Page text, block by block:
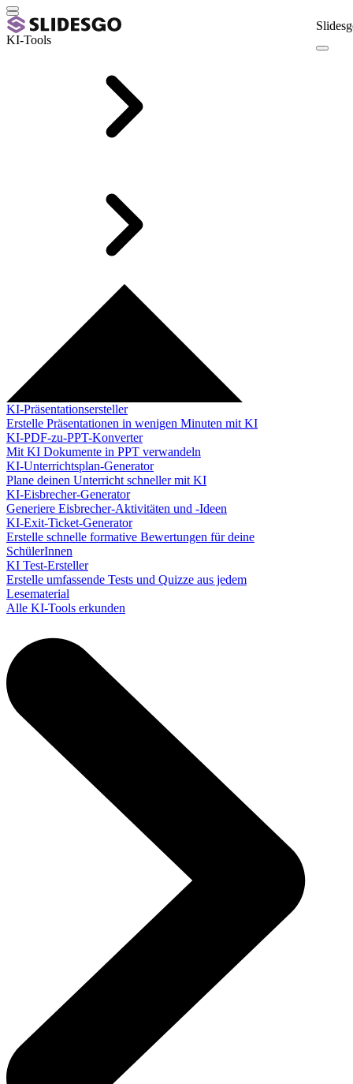
KI-Tools
KI-Präsentationsersteller
Erstelle Präsentationen in wenigen Minuten mit KI
KI-PDF-zu-PPT-Konverter
Mit KI Dokumente in PPT verwandeln
KI-Unterrichtsplan-Generator
Plane deinen Unterricht schneller mit KI
KI-Eisbrecher-Generator
Generiere Eisbrecher-Aktivitäten und -Ideen
KI-Exit-Ticket-Generator
Erstelle schnelle formative Bewertungen für deine
SchülerInnen
KI Test-Ersteller
Erstelle umfassende Tests und Quizze aus jedem
Lesematerial
Alle KI-Tools erkunden